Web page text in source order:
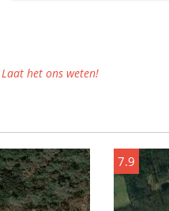
Laat het ons weten!
7.9